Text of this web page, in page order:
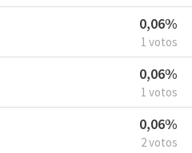
0,06%
1 votos
0,06%
1 votos
0,06%
2 votos